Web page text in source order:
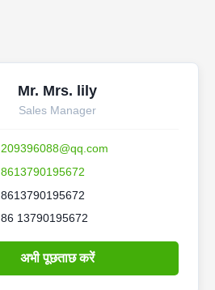
Mr. Mrs. lily
Sales Manager
209396088@qq.com
8613790195672
8613790195672
86 13790195672
अभी पूछताछ करें